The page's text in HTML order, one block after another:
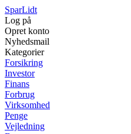
SparLidt
Log på
Opret konto
Nyhedsmail
Kategorier
Forsikring
Investor
Finans
Forbrug
Virksomhed
Penge
Vejledning